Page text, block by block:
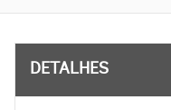
DETALHES